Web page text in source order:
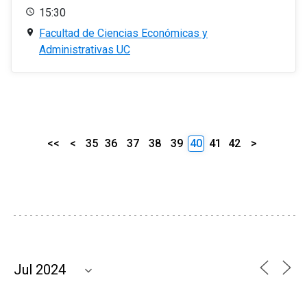
15:30
Facultad de Ciencias Económicas y
Administrativas UC
<< < 35 36 37 38 39 40 41 42 >